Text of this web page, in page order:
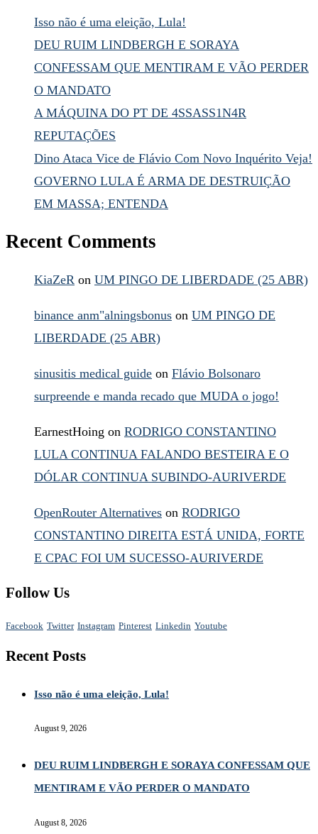
Isso não é uma eleição, Lula!
DEU RUIM LINDBERGH E SORAYA
CONFESSAM QUE MENTIRAM E VÃO PERDER
O MANDATO
A MÁQUINA DO PT DE 4SSASS1N4R
REPUTAÇÕES
Dino Ataca Vice de Flávio Com Novo Inquérito Veja!
GOVERNO LULA É ARMA DE DESTRUIÇÃO
EM MASSA; ENTENDA
Recent Comments
KiaZeR on UM PINGO DE LIBERDADE (25 ABR)
binance anm"alningsbonus on UM PINGO DE
LIBERDADE (25 ABR)
sinusitis medical guide on Flávio Bolsonaro
surpreende e manda recado que MUDA o jogo!
EarnestHoing on RODRIGO CONSTANTINO
LULA CONTINUA FALANDO BESTEIRA E O
DÓLAR CONTINUA SUBINDO-AURIVERDE
OpenRouter Alternatives on RODRIGO
CONSTANTINO DIREITA ESTÁ UNIDA, FORTE
E CPAC FOI UM SUCESSO-AURIVERDE
Follow Us
Facebook Twitter Instagram Pinterest Linkedin Youtube
Recent Posts
Isso não é uma eleição, Lula!
August 9, 2026
DEU RUIM LINDBERGH E SORAYA CONFESSAM QUE
MENTIRAM E VÃO PERDER O MANDATO
August 8, 2026